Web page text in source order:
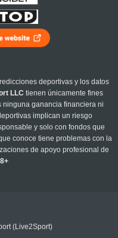
deportivas y los datos
LLC tienen únicamente fines
ninguna ganancia financiera ni
implican un riesgo
y solo con fondos que
conoce tiene problemas con la
de apoyo profesional de
(Live2Sport)